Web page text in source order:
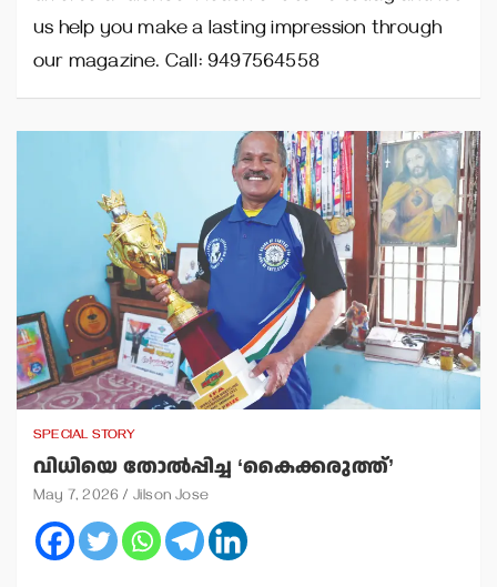
us help you make a lasting impression through
our magazine. Call: 9497564558
SPECIAL STORY
വിധിയെ തോല്‍പ്പിച്ച ‘കൈക്കരുത്ത്’
May 7, 2026 Jilson Jose